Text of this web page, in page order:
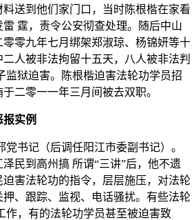
送到他们家门口，当时陈根楷在家看
霆，责令公安彻查处理。随后中山
零九年七月绑架郑淑琼、杨锦妍等十
人被非法拘留十五天，八人被非法判
监狱迫害。陈根楷迫害法轮功学员招
二零一一年三月间被去双职。
实例
书记（后调任阳江市委副书记）。
民到高州搞 所谓“三讲”后，他不遗
害法轮功的指令，层层施压，对法轮
、跟踪、监视、电话骚扰。有些法轮
作，有的法轮功学员甚至被迫害致